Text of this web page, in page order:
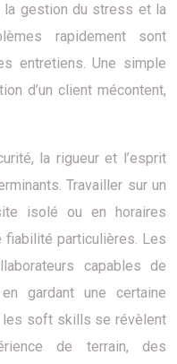
la gestion du stress et la
rapidement sont
entretiens. Une simple
d’un client mécontent,
la rigueur et l’esprit
Travailler sur un
isolé ou en horaires
fiabilité particulières. Les
capables de
gardant une certaine
les soft skills se révèlent
de terrain, des